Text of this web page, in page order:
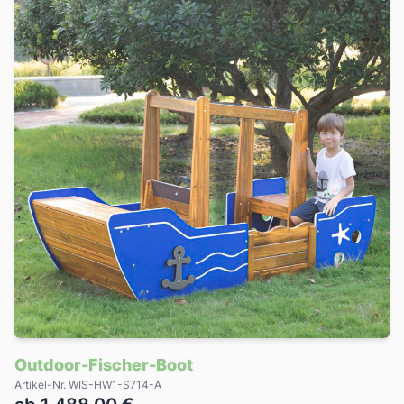
Outdoor-Fischer-Boot
Artikel-Nr. WIS-HW1-S714-A